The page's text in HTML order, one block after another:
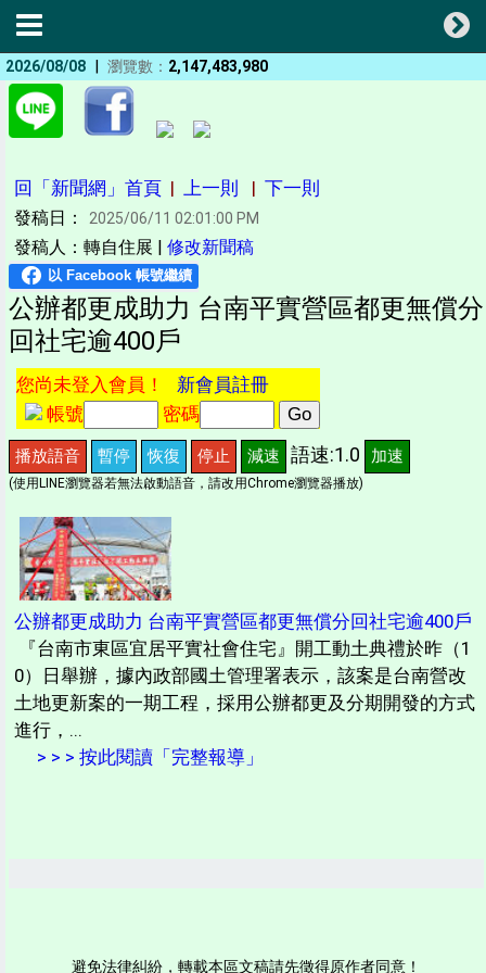
2026/08/08 | 瀏覽數： 2,147,483,980
回「新聞網」首頁 | 上一則 | 下一則
發稿日： 2025/06/11 02:01:00 PM
發稿人：轉自住展 | 修改新聞稿
公辦都更成助力 台南平實營區都更無償分
回社宅逾400戶
您尚未登入會員！ 新會員註冊
帳號
密碼
播放語音 暫停 恢復 停止 減速 語速:1.0 加速
(使用LINE瀏覽器若無法啟動語音，請改用Chrome瀏覽器播放)
公辦都更成助力 台南平實營區都更無償分回社宅逾400戶
『台南市東區宜居平實社會住宅』開工動土典禮於昨（1
0）日舉辦，據內政部國土管理署表示，該案是台南營改
土地更新案的一期工程，採用公辦都更及分期開發的方式
進行，...
> > > 按此閱讀「完整報導」
避免法律糾紛，轉載本區文稿請先徵得原作者同意！